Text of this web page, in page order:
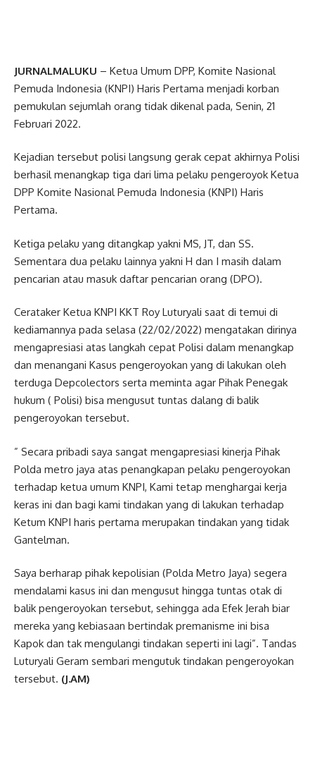
JURNALMALUKU – Ketua Umum DPP, Komite Nasional
Pemuda Indonesia (KNPI) Haris Pertama menjadi korban
pemukulan sejumlah orang tidak dikenal pada, Senin, 21
Februari 2022.
Kejadian tersebut polisi langsung gerak cepat akhirnya Polisi
berhasil menangkap tiga dari lima pelaku pengeroyok Ketua
DPP Komite Nasional Pemuda Indonesia (KNPI) Haris
Pertama.
Ketiga pelaku yang ditangkap yakni MS, JT, dan SS.
Sementara dua pelaku lainnya yakni H dan I masih dalam
pencarian atau masuk daftar pencarian orang (DPO).
Cerataker Ketua KNPI KKT Roy Luturyali saat di temui di
kediamannya pada selasa (22/02/2022) mengatakan dirinya
mengapresiasi atas langkah cepat Polisi dalam menangkap
dan menangani Kasus pengeroyokan yang di lakukan oleh
terduga Depcolectors serta meminta agar Pihak Penegak
hukum ( Polisi) bisa mengusut tuntas dalang di balik
pengeroyokan tersebut.
” Secara pribadi saya sangat mengapresiasi kinerja Pihak
Polda metro jaya atas penangkapan pelaku pengeroyokan
terhadap ketua umum KNPI, Kami tetap menghargai kerja
keras ini dan bagi kami tindakan yang di lakukan terhadap
Ketum KNPI haris pertama merupakan tindakan yang tidak
Gantelman.
Saya berharap pihak kepolisian (Polda Metro Jaya) segera
mendalami kasus ini dan mengusut hingga tuntas otak di
balik pengeroyokan tersebut, sehingga ada Efek Jerah biar
mereka yang kebiasaan bertindak premanisme ini bisa
Kapok dan tak mengulangi tindakan seperti ini lagi”. Tandas
Luturyali Geram sembari mengutuk tindakan pengeroyokan
tersebut. (J.AM)